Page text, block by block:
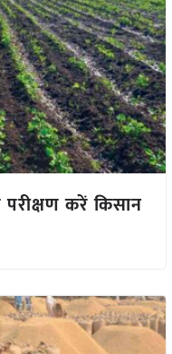
करें किसान